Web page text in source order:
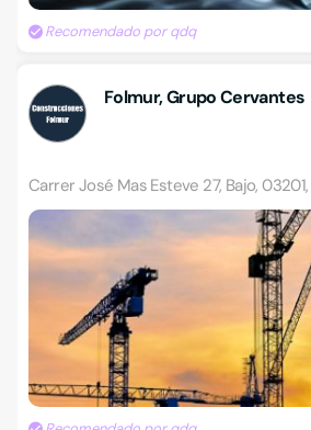
Recomendado por qdq
Folmur, Grupo Cervantes
Carrer José Mas Esteve 27, Bajo,